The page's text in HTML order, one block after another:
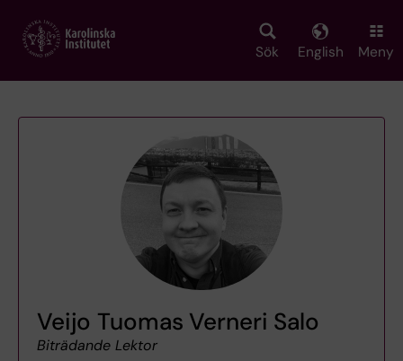
main
Sök English Meny
Veijo Tuomas Verneri Salo
Biträdande Lektor